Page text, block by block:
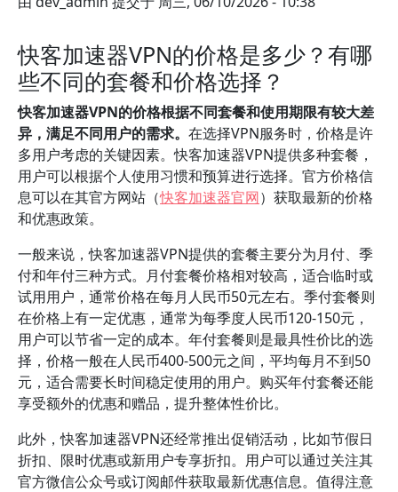
快客加速器VPN的价格是多少？有哪
些不同的套餐和价格选择？
快客加速器VPN的价格根据不同套餐和使用期限有较大差
异，满足不同用户的需求。 在选择VPN服务时，价格是许
多用户考虑的关键因素。快客加速器VPN提供多种套餐，
用户可以根据个人使用习惯和预算进行选择。官方价格信
息可以在其官方网站（快客加速器官网）获取最新的价格
和优惠政策。
一般来说，快客加速器VPN提供的套餐主要分为月付、季
付和年付三种方式。月付套餐价格相对较高，适合临时或
试用用户，通常价格在每月人民币50元左右。季付套餐则
在价格上有一定优惠，通常为每季度人民币120-150元，
用户可以节省一定的成本。年付套餐则是最具性价比的选
择，价格一般在人民币400-500元之间，平均每月不到50
元，适合需要长时间稳定使用的用户。购买年付套餐还能
享受额外的优惠和赠品，提升整体性价比。
此外，快客加速器VPN还经常推出促销活动，比如节假日
折扣、限时优惠或新用户专享折扣。用户可以通过关注其
官方微信公众号或订阅邮件获取最新优惠信息。值得注意